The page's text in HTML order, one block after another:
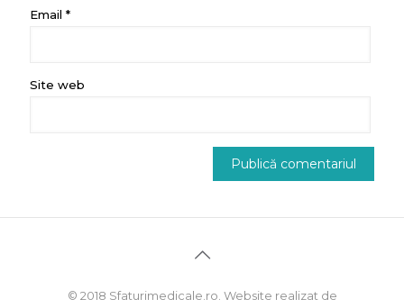
Email *
Site web
© 2018 Sfaturimedicale.ro. Website realizat de